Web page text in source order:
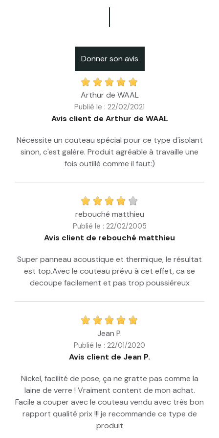
Donner son avis
Arthur de WAAL
Publié le : 22/02/2021
Avis client de Arthur de WAAL
Nécessite un couteau spécial pour ce type d'isolant
sinon, c'est galère. Produit agréable à travaille une
fois outillé comme il faut:)
rebouché matthieu
Publié le : 22/02/2005
Avis client de rebouché matthieu
Super panneau acoustique et thermique, le résultat
est top.Avec le couteau prévu à cet effet, ca se
decoupe facilement et pas trop poussiéreux
Jean P.
Publié le : 22/01/2020
Avis client de Jean P.
Nickel, facilité de pose, ça ne gratte pas comme la
laine de verre ! Vraiment content de mon achat.
Facile a couper avec le couteau vendu avec très bon
rapport qualité prix !!! je recommande ce type de
produit